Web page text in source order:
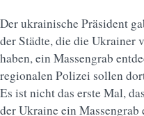
Der ukrainische Präsident
der Städte, die die Ukrainer
haben, ein Massengrab
regionalen Polizei sollen
Es ist nicht das erste Mal,
der Ukraine ein